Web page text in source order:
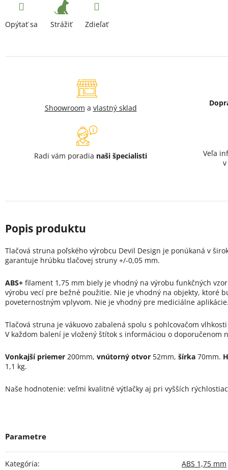
Opýtať sa Strážiť Zdieľať
Shoowroom a vlastný sklad
Radi vám poradia naši špecialisti
Veľa
v
Tlačová struna poľského výrobcu Devil Design je ponúkaná v
garantuje hrúbku tlačovej struny +/-0,05 mm.
ABS+ filament 1,75 mm biely je vhodný na výrobu funkčných
výrobu vecí pre bežné použitie. Nie je vhodný na objekty, ktoré
poveternostným vplyvom. Nie je vhodný pre mediciálne
Tlačová struna je vákuovo zabalená spolu s pohlcovačom
V každom balení je vložený štítok s informáciou o doporučenom
Vonkajší priemer 200mm, vnútorný otvor 52mm, šírka 70mm.
1,1 kg.
Naše hodnotenie: veľmi kvalitné výtlačky aj pri vyšších
Kategória: ABS 1,75 mm